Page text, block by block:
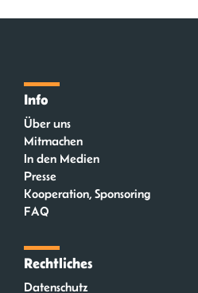
Info
Über uns
Mitmachen
In den Medien
Presse
Kooperation, Sponsoring
FAQ
Rechtliches
Datenschutz